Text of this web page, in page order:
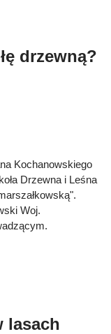
drzewną?
Kochanowskiego
Drzewna i Leśna
Woj.
lasach